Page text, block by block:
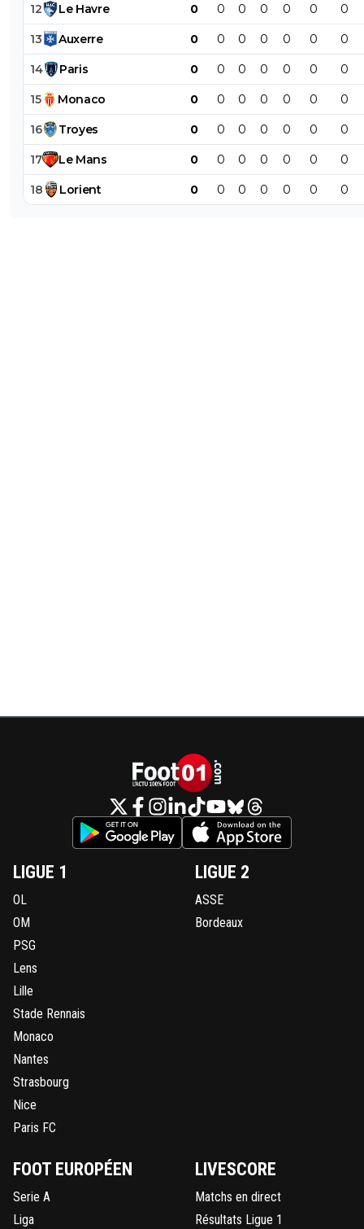
12 Le Havre 0 0 0 0 0 0 0
13 Auxerre 0 0 0 0 0 0 0
14 Paris 0 0 0 0 0 0 0
15 Monaco 0 0 0 0 0 0 0
16 Troyes 0 0 0 0 0 0 0
17 Le Mans 0 0 0 0 0 0 0
18 Lorient 0 0 0 0 0 0 0
LIGUE 1
OL
OM
PSG
Lens
Lille
Stade Rennais
Monaco
Nantes
Strasbourg
Nice
Paris FC
LIGUE 2
ASSE
Bordeaux
FOOT EUROPÉEN
Serie A
Liga
LIVESCORE
Matchs en direct
Résultats Ligue 1